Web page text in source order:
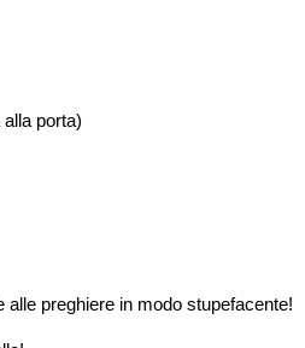
porta)
preghiere in modo stupefacente!